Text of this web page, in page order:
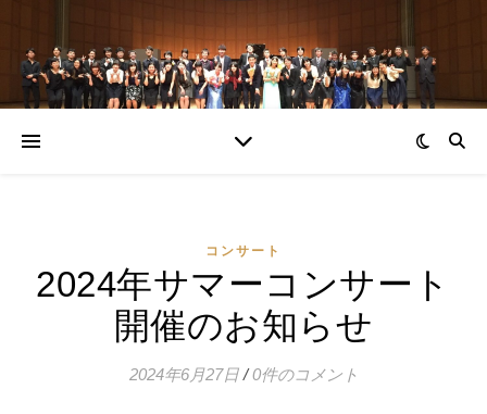
コンサート
2024年サマーコンサート
開催のお知らせ
2024年6月27日 / 0件のコメント